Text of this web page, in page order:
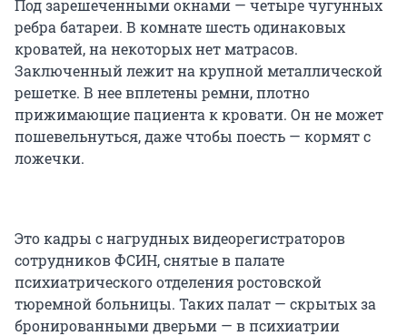
Под зарешеченными окнами — четыре чугунных
ребра батареи. В комнате шесть одинаковых
кроватей, на некоторых нет матрасов.
Заключенный лежит на крупной металлической
решетке. В нее вплетены ремни, плотно
прижимающие пациента к кровати. Он не может
пошевельнуться, даже чтобы поесть — кормят с
ложечки.
Это кадры с нагрудных видеорегистраторов
сотрудников ФСИН, снятые в палате
психиатрического отделения ростовской
тюремной больницы. Таких палат — скрытых за
бронированными дверьми — в психиатрии